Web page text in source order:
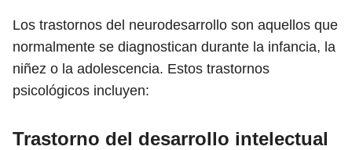
Los trastornos del neurodesarrollo son aquellos que
normalmente se diagnostican durante la infancia, la
niñez o la adolescencia. Estos trastornos
psicológicos incluyen:
Trastorno del desarrollo intelectual